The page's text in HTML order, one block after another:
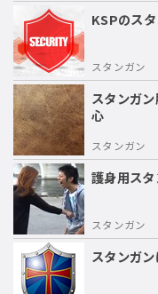
KSPのス
スタンガン
スタンガ
心
スタンガン
護身用ス
スタンガン
スタンガ